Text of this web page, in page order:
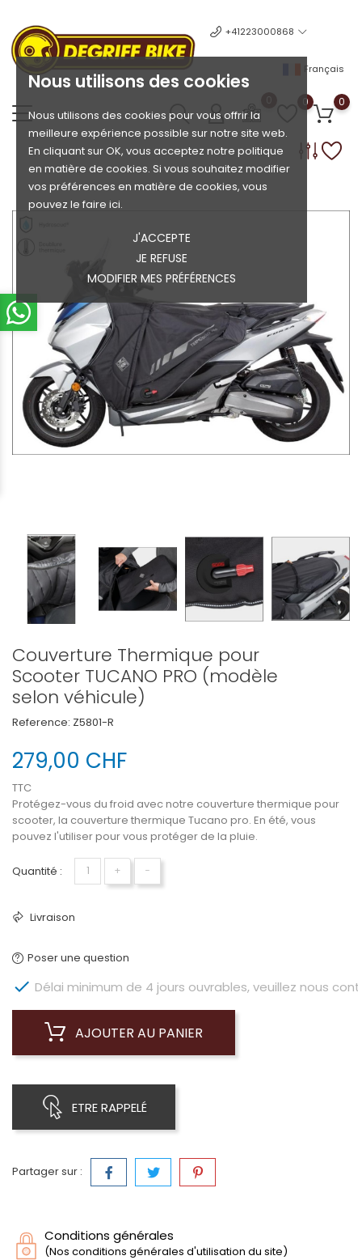
Nous utilisons des cookies
Nous utilisons des cookies pour vous offrir la
meilleure expérience possible sur notre site web.
En cliquant sur OK, vous acceptez notre politique
en matière de cookies. Si vous souhaitez modifier
vos préférences en matière de cookies, vous
pouvez le faire ici.
J'ACCEPTE
JE REFUSE
MODIFIER MES PRÉFÉRENCES
+41223000868
Français
0 0
Couverture Thermique pour
Scooter TUCANO PRO (modèle
selon véhicule)
Reference: Z5801-R
279,00 CHF
TTC
Protégez-vous du froid avec notre couverture thermique pour
scooter, la couverture thermique Tucano pro. En été, vous
pouvez l'utiliser pour vous protéger de la pluie.
Quantité : + −
Livraison
Poser une question
 Délai minimum de 4 jours ouvrables, veuillez nous
AJOUTER AU PANIER
ETRE RAPPELÉ
Partager sur :
Conditions générales
(Nos conditions générales d'utilisation du site)